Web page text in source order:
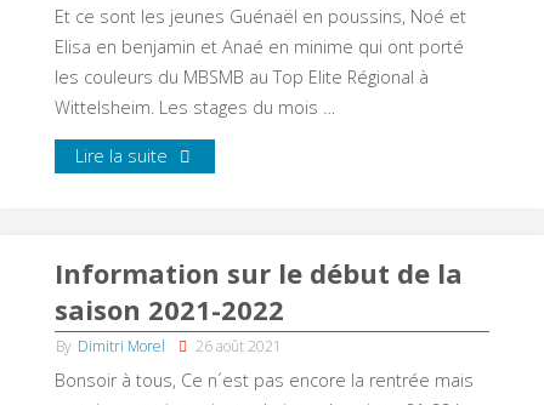
Et ce sont les jeunes Guénaël en poussins, Noé et
Elisa en benjamin et Anaé en minime qui ont porté
les couleurs du MBSMB au Top Elite Régional à
Wittelsheim. Les stages du mois …
Lire la suite
Information sur le début de la
saison 2021-2022
By Dimitri Morel 26 août 2021
Bonsoir à tous, Ce n´est pas encore la rentrée mais